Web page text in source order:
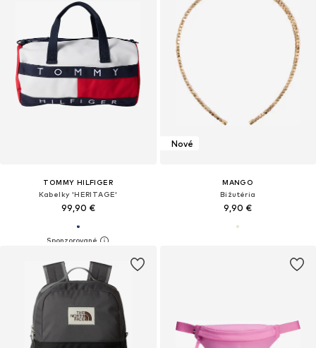
TOMMY HILFIGER
Kabelky 'HERITAGE'
99,90 €
Nové
MANGO
Bižutéria
9,90 €